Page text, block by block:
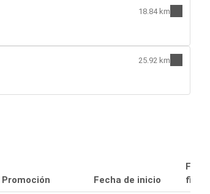
18.84 km
25.92 km
Promoción Fecha de inicio